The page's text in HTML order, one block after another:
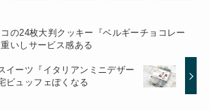
の24枚大判クッキー『ベルギーチョコレー
重いしサービス感ある
イーツ『イタリアンミニデザー
ビュッフェぽくなる